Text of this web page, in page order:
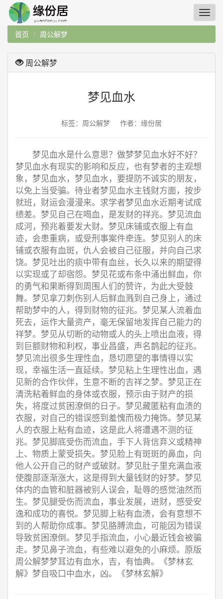
首页 周公解梦
周公解梦
梦见血水
标签：周公解梦 作者：缘份居
梦见血水是什么意思？做梦梦见血水好不好？
梦见血水有现实的影响和反应，也有梦者的主观想
象，梦见血水，梦见血水，要提防不诚实的朋友，
以免上当受骗。待业者梦见血水主钱财方面，按步
就班，财运会漫漫来。求学者梦见血水近期考试成
绩差。梦见自己在喝血，是发财的祥兆。梦见流血
成河，预兆着要发大财。梦见床铺或衣服上有血
迹，会患重病，或受刑事案件牵连。梦见别人的床
铺或衣服有血斑，仇人会被自己征服，并向自己求
饶。梦见吐出的痰中带有血丝，长久以来的期望得
以实现或了却宿怨。梦见花或布条中涌出鲜血，你
的勇气和果断得到周围人们的赞许，为此大受鼓
舞。梦见拿刀刺伤别人后鲜血溅到自己身上，通过
帮助梦中的人，得到财物的征兆。梦见某人流着血
死去，运作大量资产，毫无保留地发挥自己能力的
祥梦。梦见从切断的动物或人的头上喷出血液，得
到巨额财物和利权，事业昌盛，声名鹊起的征兆。
梦见流出很多生理性血，恳切愿望的事情得以实
现，幸福生活一直延续。梦见粘上生理性出血，遇
见新的合作伙伴，生意不断的吉祥之梦。梦见正在
清洗粘着鲜血的身体或衣服，预示由于财产的损
失，将度过贫困潦倒的日子。梦见藏匿粘有血渍的
衣服，对自己的错误感到羞愧而极力掩饰。梦见某
人的衣服上粘有血迹，这是此人将遭遇不测的征
兆。梦见脚底受伤而流血，手下人背信弃义或精神
上、物质上蒙受损失。梦见脸上有斑斑的鼻血，向
他人公开自己的财产或破财。梦见肚子里充满血液
使腹部逐渐涨大，这是得到大量钱财的好梦。梦见
体内的血管和脏器被别人误会，耻辱的感觉油然而
生。梦见腿受伤而流血，事业发展，进财，感受安
逸和成功的喜悦。梦见脚上粘有血渍，会有意想不
到的人帮助你成事。梦见胳膊流血，可能因为错误
导致贫困潦倒。梦见手指流血，小心最近钱会被骗
走。梦见鼻子流血，有些难以避免的小麻烦。原版
周公解梦梦耳边有血水，吉，有恤典。《梦林玄
解》梦自吸口中血水，凶。《梦林玄解》